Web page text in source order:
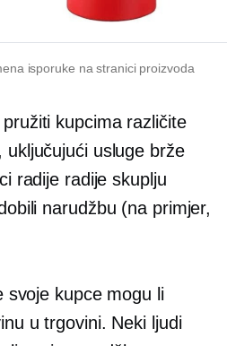
isporuke na stranici proizvoda
kupcima različite
usluge brže
radije radije skuplju
narudžbu (na primjer,
svoje kupce mogu li
u trgovini. Neki ljudi